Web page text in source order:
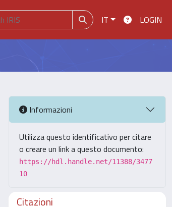
IT LOGIN
Informazioni
Utilizza questo identificativo per citare
o creare un link a questo documento:
https://hdl.handle.net/11388/3477
10
Citazioni